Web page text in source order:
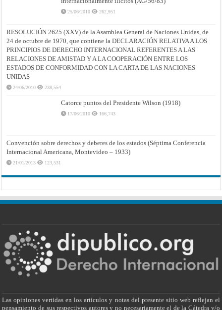
25/06/2010 262,951
RESOLUCIÓN 2625 (XXV) de la Asamblea General de Naciones Unidas, de
24 de octubre de 1970, que contiene la DECLARACIÓN RELATIVA A LOS
PRINCIPIOS DE DERECHO INTERNACIONAL REFERENTES A LAS
RELACIONES DE AMISTAD Y A LA COOPERACIÓN ENTRE LOS
ESTADOS DE CONFORMIDAD CON LA CARTA DE LAS NACIONES
UNIDAS
24/06/2010 238,554
Catorce puntos del Presidente Wilson (1918)
17/06/2010 166,743
Convención sobre derechos y deberes de los estados (Séptima Conferencia
Internacional Americana, Montevideo – 1933)
21/01/2013 123,531
Las opiniones vertidas en los artículos y notas del presente sitio web reflejan el
pensamiento de sus respectivos autores y no necesariamente el de la Cátedra y/o